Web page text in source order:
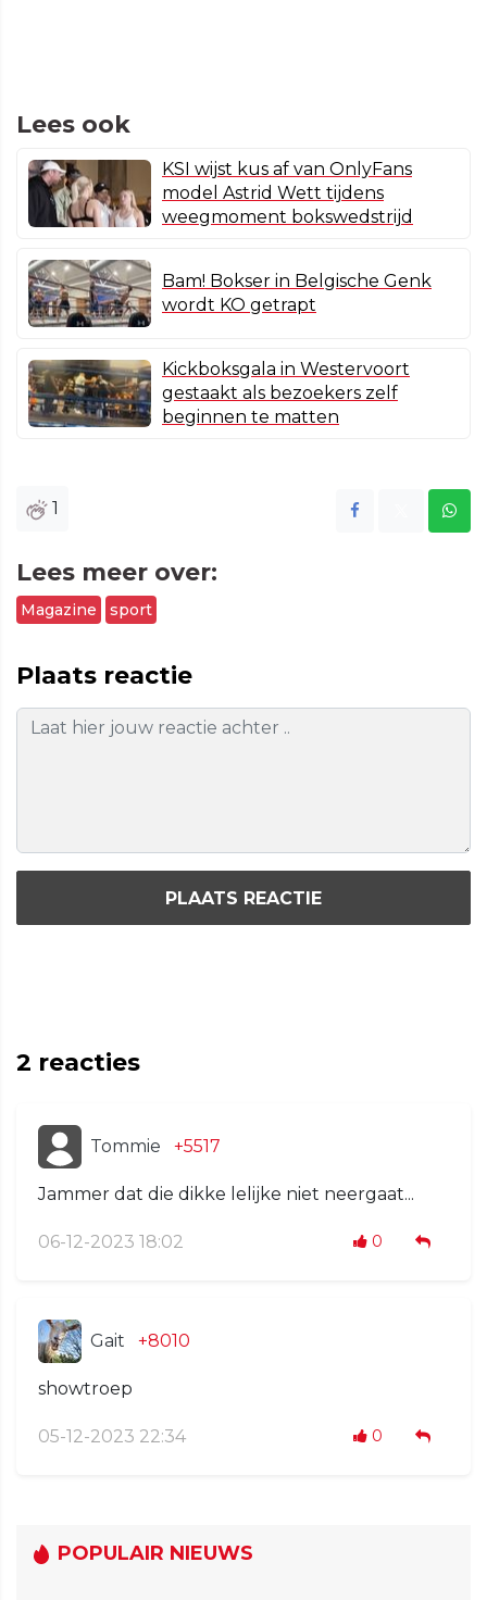
Lees ook
KSI wijst kus af van OnlyFans
model Astrid Wett tijdens
weegmoment bokswedstrijd
Bam! Bokser in Belgische Genk
wordt KO getrapt
Kickboksgala in Westervoort
gestaakt als bezoekers zelf
beginnen te matten
1
Lees meer over:
Magazine sport
Plaats reactie
PLAATS REACTIE
2 reacties
Tommie +5517
Jammer dat die dikke lelijke niet neergaat...
06-12-2023 18:02 0
Gait +8010
showtroep
05-12-2023 22:34 0
POPULAIR NIEUWS